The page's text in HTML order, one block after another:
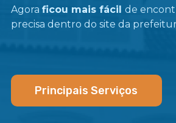
Agora ficou mais fácil de
precisa dentro do site da
Principais Serviços